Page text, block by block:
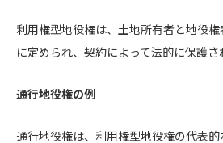
利用権型地役権は、土地所有者と地役
に定められ、契約によって法的に保護さ
通行地役権の例
通行地役権は、利用権型地役権の代表的